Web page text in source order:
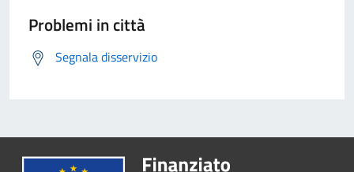
Problemi in città
Segnala disservizio